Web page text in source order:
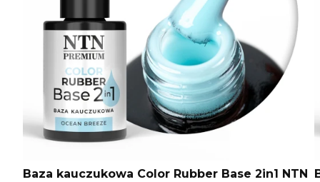
Baza kauczukowa Color Rubber Base 2in1 NTN